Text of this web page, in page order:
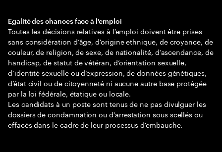
Egalité des chances face à l'emploi
Toutes les décisions relatives à l’emploi doivent être prises
sans considération d’âge, d'origine ethnique, de croyance, de
couleur, de religion, de sexe, de nationalité, d’ascendance, de
handicap, de statut de vétéran, d’orientation sexuelle,
d’identité sexuelle ou d’expression, de données génétiques,
d’état civil ou de citoyenneté ni aucune autre base protégée
par la loi fédérale, étatique ou locale.
Les candidats à un poste sont tenus de ne pas divulguer les
dossiers de condamnation ou d'arrestation sous scellés ou
effacés dans le cadre de leur processus d'embauche.